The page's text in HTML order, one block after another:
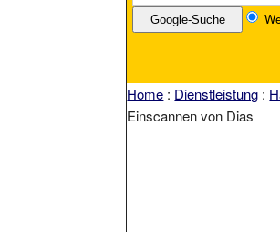
Home : Dienstleistung :
Einscannen von Dias